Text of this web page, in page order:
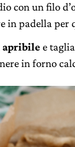
con un filo
in padella per
apribilee
in forno